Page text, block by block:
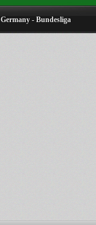
Germany - Bundesliga